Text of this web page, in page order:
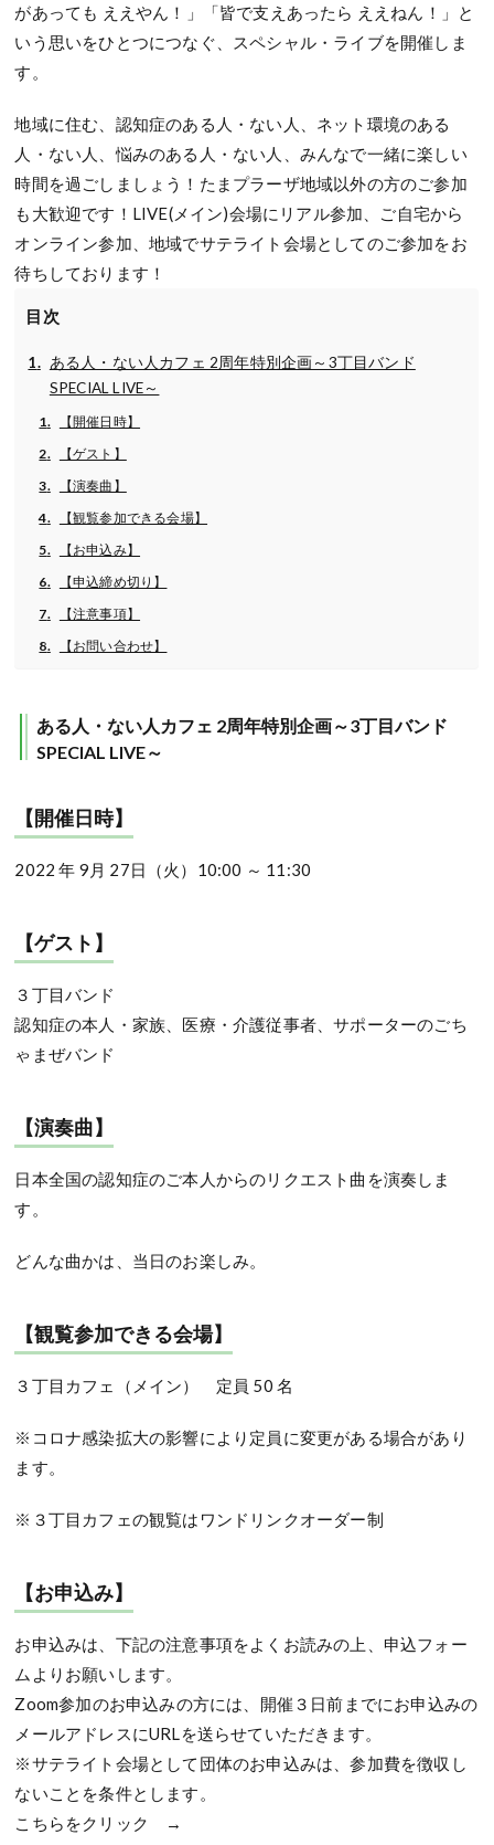
があっても ええやん！」「皆で支えあったら ええねん！」と
いう思いをひとつにつなぐ、スペシャル・ライブを開催しま
す。
地域に住む、認知症のある人・ない人、ネット環境のある
人・ない人、悩みのある人・ない人、みんなで一緒に楽しい
時間を過ごしましょう！たまプラーザ地域以外の方のご参加
も大歓迎です！LIVE(メイン)会場にリアル参加、ご自宅から
オンライン参加、地域でサテライト会場としてのご参加をお
待ちしております！
目次
ある人・ない人カフェ 2周年特別企画～3丁目バンド
SPECIAL LIVE～
【開催日時】
【ゲスト】
【演奏曲】
【観覧参加できる会場】
【お申込み】
【申込締め切り】
【注意事項】
【お問い合わせ】
ある人・ない人カフェ 2周年特別企画～3丁目バンド
SPECIAL LIVE～
【開催日時】
2022 年 9月 27日（火）10:00 ～ 11:30
【ゲスト】
３丁目バンド
認知症の本人・家族、医療・介護従事者、サポーターのごち
ゃまぜバンド
【演奏曲】
日本全国の認知症のご本人からのリクエスト曲を演奏しま
す。
どんな曲かは、当日のお楽しみ。
【観覧参加できる会場】
３丁目カフェ（メイン） 定員 50 名
※コロナ感染拡大の影響により定員に変更がある場合があり
ます。
※３丁目カフェの観覧はワンドリンクオーダー制
【お申込み】
お申込みは、下記の注意事項をよくお読みの上、申込フォー
ムよりお願いします。
Zoom参加のお申込みの方には、開催３日前までにお申込みの
メールアドレスにURLを送らせていただきます。
※サテライト会場として団体のお申込みは、参加費を徴収し
ないことを条件とします。
こちらをクリック →